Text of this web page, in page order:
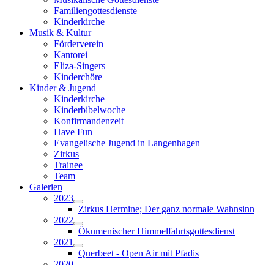
Familiengottesdienste
Kinderkirche
Musik & Kultur
Förderverein
Kantorei
Eliza-Singers
Kinderchöre
Kinder & Jugend
Kinderkirche
Kinderbibelwoche
Konfirmandenzeit
Have Fun
Evangelische Jugend in Langenhagen
Zirkus
Trainee
Team
Galerien
2023
Zirkus Hermine; Der ganz normale Wahnsinn
2022
Ökumenischer Himmelfahrtsgottesdienst
2021
Querbeet - Open Air mit Pfadis